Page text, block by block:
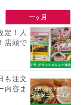
一ヶ月
定！人
店頭で
も注文
内容ま